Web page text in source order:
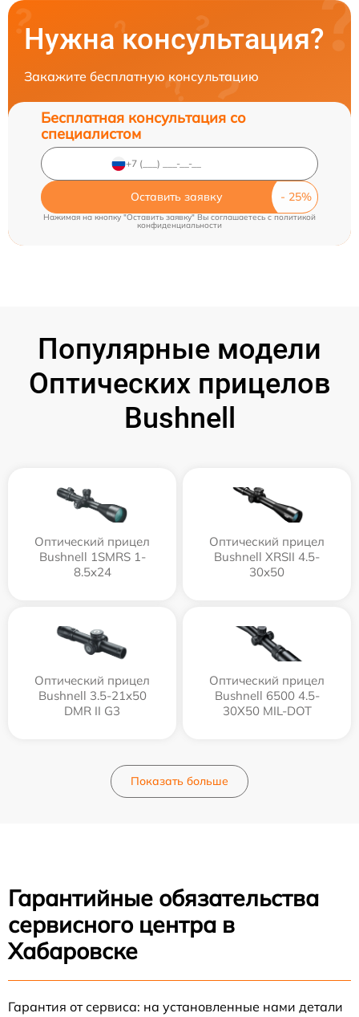
Нужна консультация?
Закажите бесплатную консультацию
Бесплатная консультация со
специалистом
Оставить заявку
Нажимая на кнопку "Оставить заявку" Вы соглашаетесь cполитикой
конфиденциальности
Популярные модели
Оптических прицелов
Bushnell
Оптический прицел
Bushnell 1SMRS 1-
8.5x24
Оптический прицел
Bushnell XRSII 4.5-
30x50
Оптический прицел
Bushnell 3.5-21x50
DMR II G3
Оптический прицел
Bushnell 6500 4.5-
30X50 MIL-DOT
Показать больше
Гарантийные обязательства
сервисного центра в
Хабаровске
Гарантия от сервиса: на установленные нами детали